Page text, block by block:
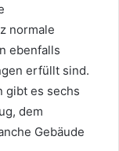
normale
ebenfalls
erfüllt sind.
gibt es sechs
dem
Gebäude